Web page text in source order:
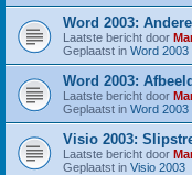
Word 2003:
Laatste bericht door
Geplaatst in Word 2003
Word 2003:
Laatste bericht door
Geplaatst in Word 2003
Visio 2003:
Laatste bericht door
Geplaatst in Visio 2003